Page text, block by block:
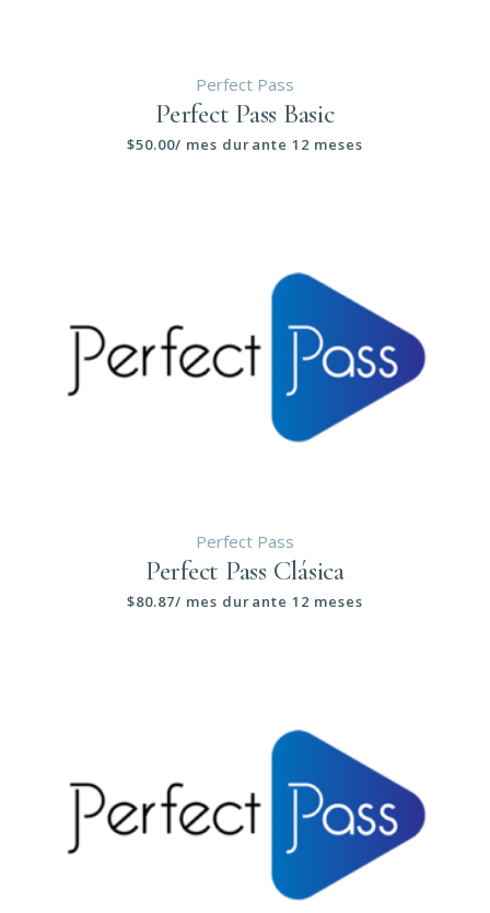
Perfect Pass
Perfect Pass Basic
$50.00/ mes durante 12 meses
Perfect Pass
Perfect Pass Clásica
$80.87/ mes durante 12 meses